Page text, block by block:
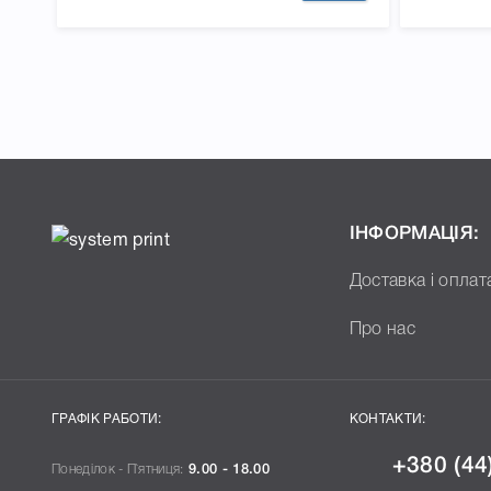
Q2612L для принтера LaserJet 1010, 1012, 1015,
ІНФОРМАЦІЯ:
Доставка і
Про нас
ГРАФІК РАБОТИ:
Понеділок - П`ятниця: 9.00 - 18.00
КОНТАКТИ:
+380